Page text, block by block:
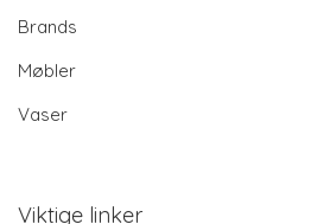
Brands
Møbler
Vaser
Viktige linker